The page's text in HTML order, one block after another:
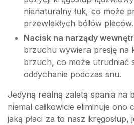
nienaturalny łuk, co może
przewlekłych bólów pleców.
Nacisk na narządy
brzuchu wywiera presję na
brzuch, co może utrudniać
oddychanie podczas snu.
Jedyną realną zaletą spania na
niemal całkowicie eliminuje ono
jaką płaci za to nasz